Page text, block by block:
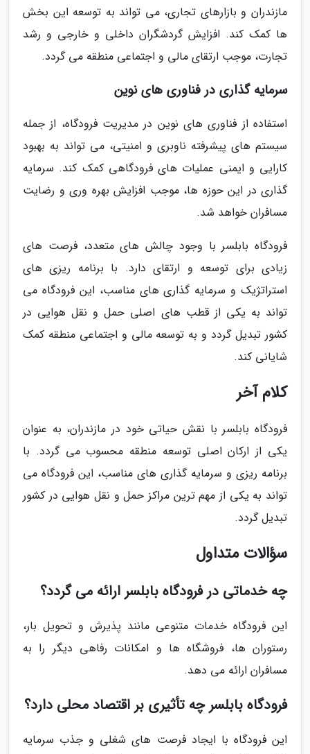
مازندران و بازارهای تجاری، می تواند به توسعه این بخش
ها کمک کند. افزایش گردشگران داخلی و خارجی و رشد
تجارت، موجب ارتقای مالی و اجتماعی منطقه می گردد.
سرمایه گذاری در فناوری های نوین
استفاده از فناوری های نوین در مدیریت فرودگاه، از جمله
سیستم های پیشرفته ناوبری و امنیتی، می تواند به بهبود
کارایی و ایمنی عملیات های فرودگاهی کمک کند. سرمایه
گذاری در این حوزه ها، موجب افزایش بهره وری و رضایت
مسافران خواهد شد.
فرودگاه بابلسر با وجود چالش های متعدد، فرصت های
زیادی برای توسعه و ارتقای دارد. با برنامه ریزی های
استراتژیک و سرمایه گذاری های مناسب، این فرودگاه می
تواند به یکی از قطب های اصلی حمل و نقل هوایی در
کشور تبدیل گردد و به توسعه مالی و اجتماعی منطقه کمک
شایانی کند.
کلام آخر
فرودگاه بابلسر با نقش حیاتی خود در مازندران، به عنوان
یکی از ارکان اصلی توسعه منطقه محسوب می گردد. با
برنامه ریزی و سرمایه گذاری های مناسب، این فرودگاه می
تواند به یکی از مهم ترین مراکز حمل و نقل هوایی در کشور
تبدیل گردد.
سؤالات متداول
چه خدماتی در فرودگاه بابلسر ارائه می گردد؟
این فرودگاه خدمات متنوعی مانند پذیرش و تحویل بار،
رستوران ها، فروشگاه ها و امکانات رفاهی دیگر را به
مسافران ارائه می دهد.
فرودگاه بابلسر چه تأثیری بر اقتصاد محلی دارد؟
این فرودگاه با ایجاد فرصت های شغلی و جذب سرمایه